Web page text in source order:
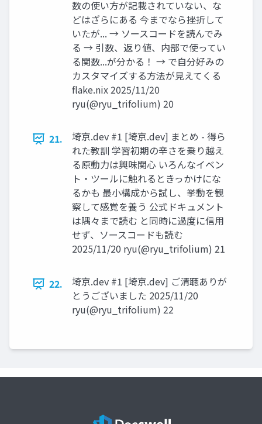
数の使い方が記載されていない、な
どはざらにある 今までなら挫折して
いたが... → ソースコードを読んでみ
る → 引数、返り値、内部で使ってい
る関数...が分かる！ → で自分好みの
カスタマイズする方法が見えてくる
flake.nix 2025/11/20
ryu(@ryu_trifolium) 20
21.
埼京.dev #1 [埼京.dev] まとめ - 得ら
れた教訓 学習初期の辛さを乗り越え
る原動力は興味関心 いろんなイベン
ト・ツールに触れるときっかけにな
るかも 最小構成から試し、挙動を観
察して感覚を養う 公式ドキュメント
は隅々まで読む と同時に過度に信用
せず、ソースコードも読む
2025/11/20 ryu(@ryu_trifolium) 21
22.
埼京.dev #1 [埼京.dev] ご清聴ありが
とうございました 2025/11/20
ryu(@ryu_trifolium) 22